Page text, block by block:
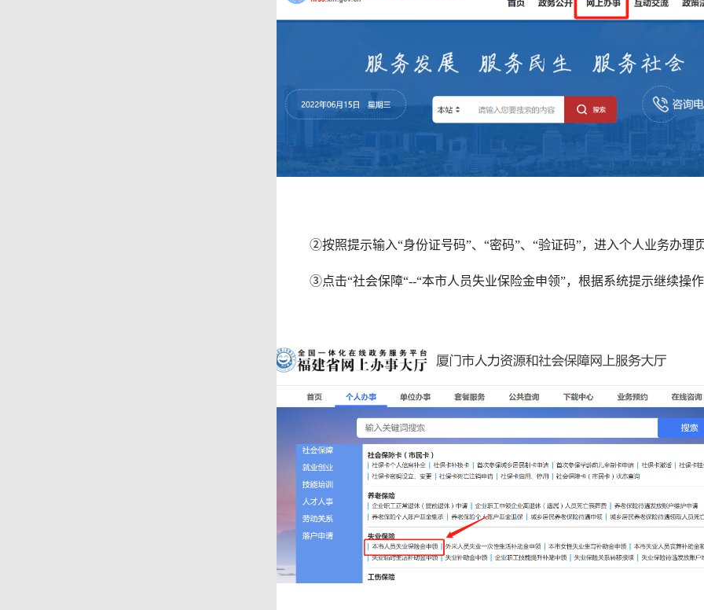
②按照提示输入“身份证号码”、“密码”、“验证码”，进入个人业务办理
③点击“社会保障“--“本市人员失业保险金申领”，根据系统提示继续操